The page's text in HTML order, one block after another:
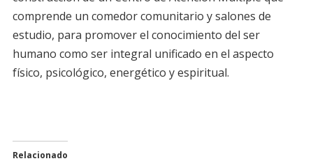
comprende un comedor comunitario y salones de
estudio, para promover el conocimiento del ser
humano como ser integral unificado en el aspecto
físico, psicológico, energético y espiritual.
Relacionado